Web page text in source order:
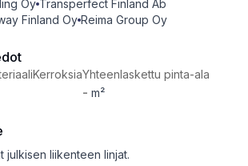
Oy Transperfect Finland Ab
Finland Oy Reima Group Oy
KerroksiaYhteenlaskettu pinta-ala
- m²
julkisen liikenteen linjat.